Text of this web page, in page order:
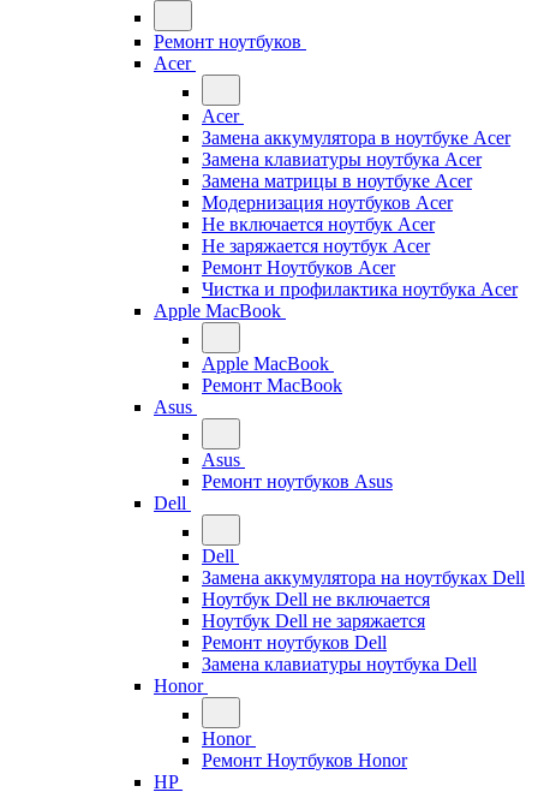
Ремонт ноутбуков
Acer
Acer
Замена аккумулятора в ноутбуке Acer
Замена клавиатуры ноутбука Acer
Замена матрицы в ноутбуке Acer
Модернизация ноутбуков Acer
Не включается ноутбук Acer
Не заряжается ноутбук Acer
Ремонт Ноутбуков Acer
Чистка и профилактика ноутбука Acer
Apple MacBook
Apple MacBook
Ремонт MacBook
Asus
Asus
Ремонт ноутбуков Asus
Dell
Dell
Замена аккумулятора на ноутбуках Dell
Ноутбук Dell не включается
Ноутбук Dell не заряжается
Ремонт ноутбуков Dell
Замена клавиатуры ноутбука Dell
Honor
Honor
Ремонт Ноутбуков Honor
HP